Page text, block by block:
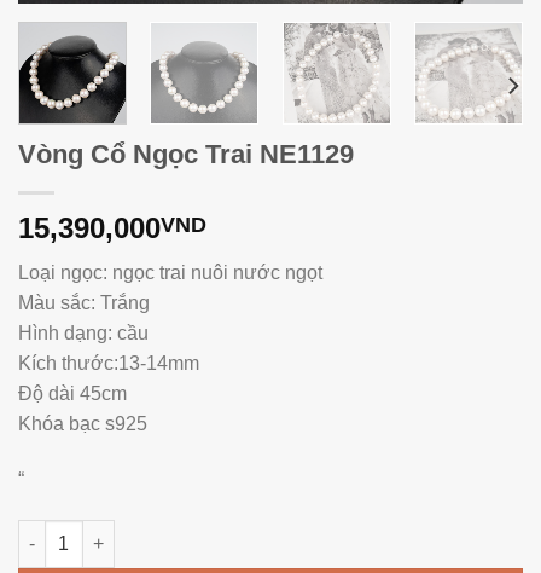
Vòng Cổ Ngọc Trai NE1129
15,390,000VND
Loại ngọc: ngọc trai nuôi nước ngọt
Màu sắc: Trắng
Hình dạng: cầu
Kích thước:13-14mm
Độ dài 45cm
Khóa bạc s925
“
Vòng Cổ Ngọc Trai NE1129 số lượng